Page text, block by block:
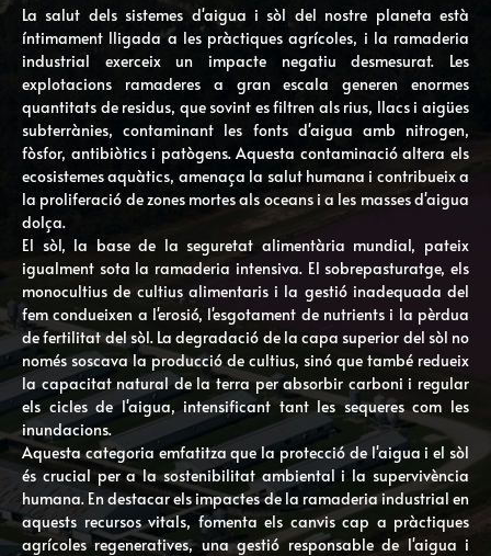
La salut dels sistemes d'aigua i sòl del nostre planeta està
íntimament lligada a les pràctiques agrícoles, i la ramaderia
industrial exerceix un impacte negatiu desmesurat. Les
explotacions ramaderes a gran escala generen enormes
quantitats de residus, que sovint es filtren als rius, llacs i aigües
subterrànies, contaminant les fonts d'aigua amb nitrogen,
fòsfor, antibiòtics i patògens. Aquesta contaminació altera els
ecosistemes aquàtics, amenaça la salut humana i contribueix a
la proliferació de zones mortes als oceans i a les masses d'aigua
dolça.
El sòl, la base de la seguretat alimentària mundial, pateix
igualment sota la ramaderia intensiva. El sobrepasturatge, els
monocultius de cultius alimentaris i la gestió inadequada del
fem condueixen a l'erosió, l'esgotament de nutrients i la pèrdua
de fertilitat del sòl. La degradació de la capa superior del sòl no
només soscava la producció de cultius, sinó que també redueix
la capacitat natural de la terra per absorbir carboni i regular
els cicles de l'aigua, intensificant tant les sequeres com les
inundacions.
Aquesta categoria emfatitza que la protecció de l'aigua i el sòl
és crucial per a la sostenibilitat ambiental i la supervivència
humana. En destacar els impactes de la ramaderia industrial en
aquests recursos vitals, fomenta els canvis cap a pràctiques
agrícoles regeneratives, una gestió responsable de l'aigua i